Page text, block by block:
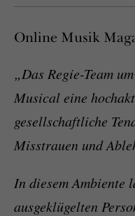
Online Musik
„Das Regie-Team
Musical eine
gesellschaftliche
Misstrauen und
In diesem Ambiente
ausgeklügelten